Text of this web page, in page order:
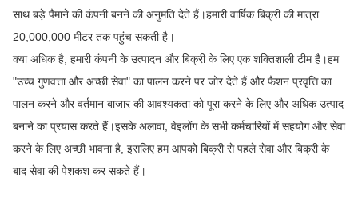
साथ बड़े पैमाने की कंपनी बनने की अनुमति देते हैं।हमारी वार्षिक बिक्री की मात्रा
20,000,000 मीटर तक पहुंच सकती है।
क्या अधिक है, हमारी कंपनी के उत्पादन और बिक्री के लिए एक शक्तिशाली टीम है।हम
"उच्च गुणवत्ता और अच्छी सेवा" का पालन करने पर जोर देते हैं और फैशन प्रवृत्ति का
पालन करने और वर्तमान बाजार की आवश्यकता को पूरा करने के लिए और अधिक उत्पाद
बनाने का प्रयास करते हैं।इसके अलावा, वेइलोंग के सभी कर्मचारियों में सहयोग और सेवा
करने के लिए अच्छी भावना है, इसलिए हम आपको बिक्री से पहले सेवा और बिक्री के
बाद सेवा की पेशकश कर सकते हैं।